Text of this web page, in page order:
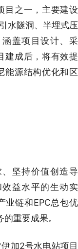
目之一，主要建设
水隧洞、半埋式压
盖项目设计、采
建成后，将有效提
能源结构优化和区
坚持价值创造导
益水平的生动实
业链和EPC总包优
重要成果。
加2号水电站项目